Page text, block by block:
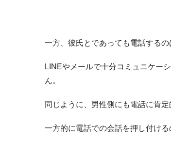
一方、彼氏とであっても電話する
LINEやメールで十分コミュニケー
ん。
同じように、男性側にも電話に肯
一方的に電話での会話を押し付け